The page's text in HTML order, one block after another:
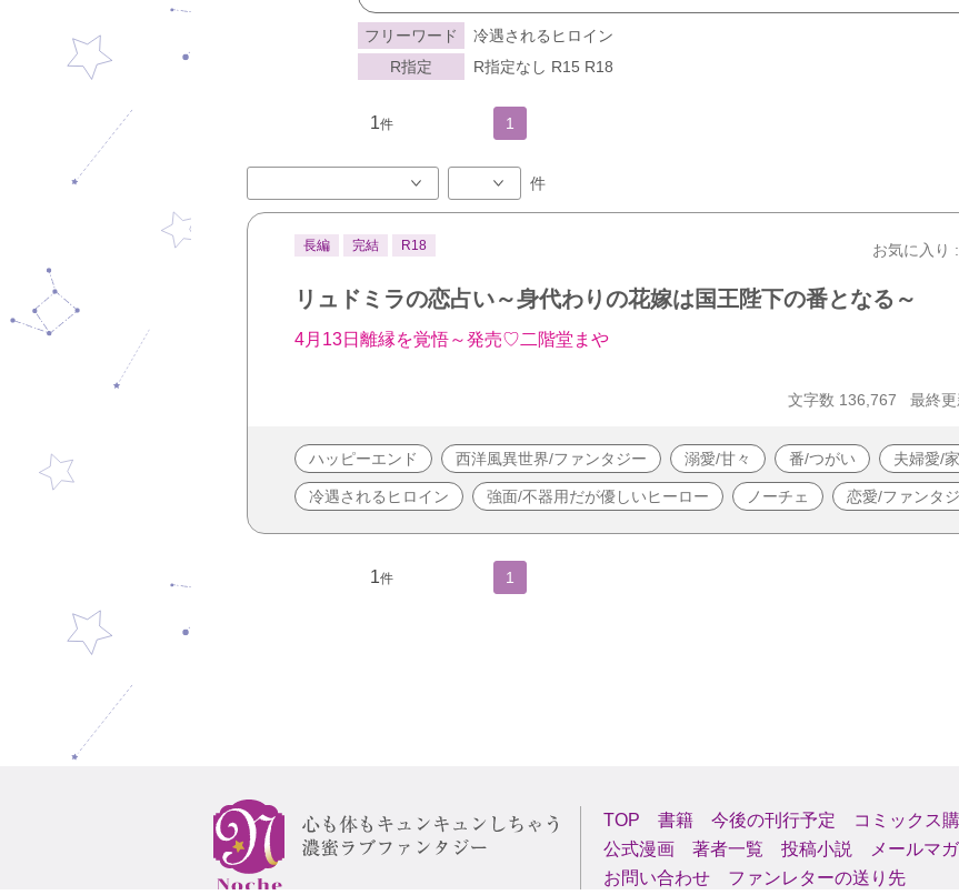
フリーワード
冷遇されるヒロイン
R指定
R指定なし R15 R18
1件 1
件
長編 完結 R18 お気に入り
リュドミラの恋占い～身代わりの花嫁は国王陛下の番となる～
4月13日離縁を覚悟～発売♡二階堂まや
文字数 136,767 最終
ハッピーエンド 西洋風異世界/ファンタジー 溺愛/甘々 番/つがい 夫婦愛/
冷遇されるヒロイン 強面/不器用だが優しいヒーロー ノーチェ 恋愛/ファンタ
1件 1
TOP 書籍 今後の刊行予定 コミックス
公式漫画
著者一覧 投稿小説 メールマ
お問い合わせ
ファンレターの送り先